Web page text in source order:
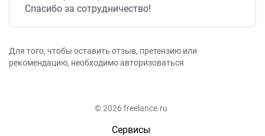
Спасибо за сотрудничество!
Для того, чтобы оставить отзыв, претензию или
рекомендацию, необходимо авторизоваться
© 2026 freelance.ru
Сервисы